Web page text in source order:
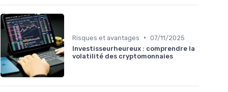
Risques et avantages • 07/11/2025
Investisseurheureux : comprendre la
volatilité des cryptomonnaies